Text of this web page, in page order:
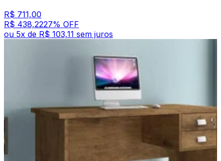
R$ 711,00
R$ 438,2227% OFF
ou 5x de R$ 103,11 sem juros